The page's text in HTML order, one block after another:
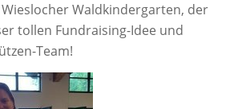
Waldkindergarten, der
tollen Fundraising-Idee und
Team!